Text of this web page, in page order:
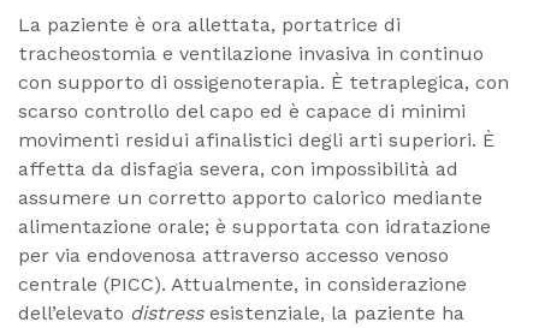
La paziente è ora allettata, portatrice di
tracheostomia e ventilazione invasiva in continuo
con supporto di ossigenoterapia. È tetraplegica, con
scarso controllo del capo ed è capace di minimi
movimenti residui afinalistici degli arti superiori. È
affetta da disfagia severa, con impossibilità ad
assumere un corretto apporto calorico mediante
alimentazione orale; è supportata con idratazione
per via endovenosa attraverso accesso venoso
centrale (PICC). Attualmente, in considerazione
dell’elevato distress esistenziale, la paziente ha